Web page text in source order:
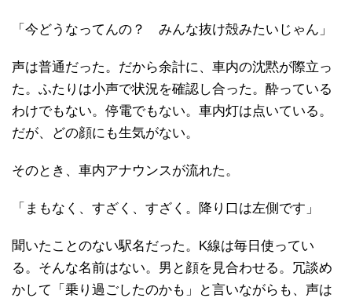
「今どうなってんの？ みんな抜け殻みたいじゃん」
声は普通だった。だから余計に、車内の沈黙が際立っ
た。ふたりは小声で状況を確認し合った。酔っている
わけでもない。停電でもない。車内灯は点いている。
だが、どの顔にも生気がない。
そのとき、車内アナウンスが流れた。
「まもなく、すざく、すざく。降り口は左側です」
聞いたことのない駅名だった。K線は毎日使ってい
る。そんな名前はない。男と顔を見合わせる。冗談め
かして「乗り過ごしたのかも」と言いながらも、声は